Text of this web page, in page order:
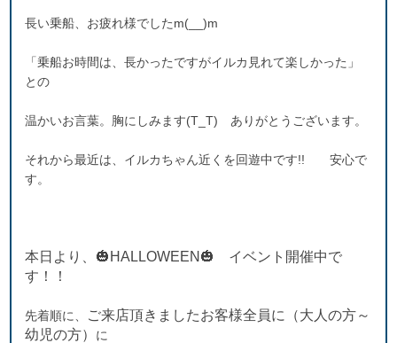
長い乗船、お疲れ様でしたm(__)m
「乗船お時間は、長かったですがイルカ見れて楽しかった」
との
温かいお言葉。胸にしみます(T_T) ありがとうございます。
それから最近は、イルカちゃん近くを回遊中です!! 安心で
す。
本日より、🎃HALLOWEEN🎃 イベント開催中で
す！！
先着順に、
ご来店頂きましたお客様全員に（大人の方～
幼児の方） に